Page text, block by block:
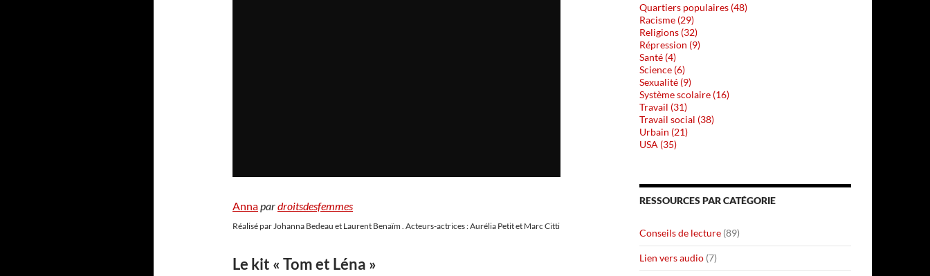
Annapardroitsdesfemmes
Réalisé par Johanna Bedeau et Laurent Benaïm . Acteurs-actrices : Aurélia Petit et Marc Citti
Le kit « Tom et Léna »
Quartiers populaires (48)
Racisme (29)
Religions (32)
Répression (9)
Santé (4)
Science (6)
Sexualité (9)
Système scolaire (16)
Travail (31)
Travail social (38)
Urbain (21)
USA (35)
RESSOURCES PAR CATÉGORIE
Conseils de lecture (89)
Lien vers audio (7)